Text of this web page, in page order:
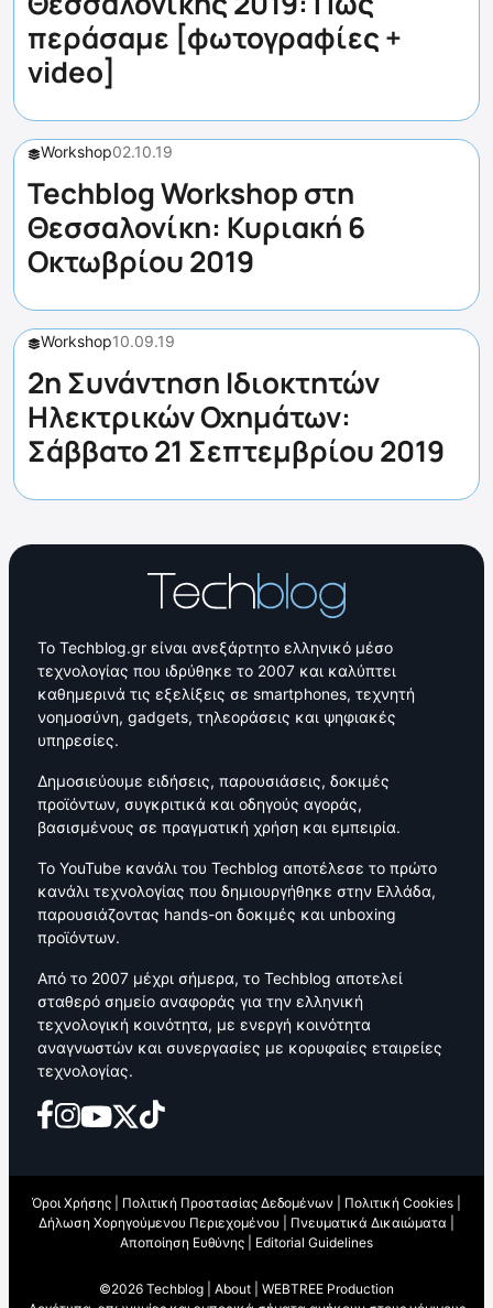
περάσαμε [φωτογραφίες +
video]
Workshop02.10.19
Techblog Workshop στη
Θεσσαλονίκη: Κυριακή 6
Οκτωβρίου 2019
Workshop10.09.19
2η Συνάντηση Ιδιοκτητών
Ηλεκτρικών Οχημάτων:
Σάββατο 21 Σεπτεμβρίου 2019
Το Techblog.gr είναι ανεξάρτητο ελληνικό μέσο
τεχνολογίας που ιδρύθηκε το 2007 και καλύπτει
καθημερινά τις εξελίξεις σε smartphones, τεχνητή
νοημοσύνη, gadgets, τηλεοράσεις και ψηφιακές
υπηρεσίες.
Δημοσιεύουμε ειδήσεις, παρουσιάσεις, δοκιμές
προϊόντων, συγκριτικά και οδηγούς αγοράς,
βασισμένους σε πραγματική χρήση και εμπειρία.
Το YouTube κανάλι του Techblog αποτέλεσε το πρώτο
κανάλι τεχνολογίας που δημιουργήθηκε στην Ελλάδα,
παρουσιάζοντας hands-on δοκιμές και unboxing
προϊόντων.
Από το 2007 μέχρι σήμερα, το Techblog αποτελεί
σταθερό σημείο αναφοράς για την ελληνική
τεχνολογική κοινότητα, με ενεργή κοινότητα
αναγνωστών και συνεργασίες με κορυφαίες εταιρείες
τεχνολογίας.
Όροι Χρήσης Πολιτική Προστασίας Δεδομένων Πολιτική Cookies
Δήλωση Χορηγούμενου Περιεχομένου
Πνευματικά Δικαιώματα
Αποποίηση Ευθύνης
Editorial Guidelines
©2026 Techblog | About
WEBTREE Production